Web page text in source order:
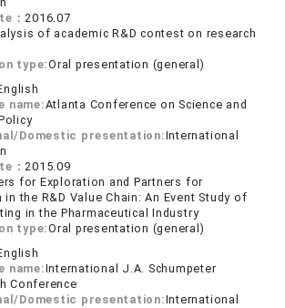
：2016.07
of academic R&D contest on research
type:Oral presentation (general)
name:Atlanta Conference on Science and
Domestic presentation:International
：2015.09
for Exploration and Partners for
the R&D Value Chain: An Event Study of
in the Pharmaceutical Industry
type:Oral presentation (general)
name:International J.A. Schumpeter
Conference
Domestic presentation:International